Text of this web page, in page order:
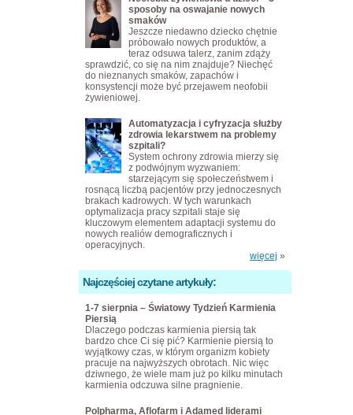
sposoby na oswajanie nowych
smaków
Jeszcze niedawno dziecko chętnie
próbowało nowych produktów, a
teraz odsuwa talerz, zanim zdąży
sprawdzić, co się na nim znajduje? Niechęć
do nieznanych smaków, zapachów i
konsystencji może być przejawem neofobii
żywieniowej.
Automatyzacja i cyfryzacja służby
zdrowia lekarstwem na problemy
szpitali?
System ochrony zdrowia mierzy się
z podwójnym wyzwaniem:
starzejącym się społeczeństwem i
rosnącą liczbą pacjentów przy jednoczesnych
brakach kadrowych. W tych warunkach
optymalizacja pracy szpitali staje się
kluczowym elementem adaptacji systemu do
nowych realiów demograficznych i
operacyjnych.
więcej »
Najczęściej czytane artykuły:
1-7 sierpnia – Światowy Tydzień Karmienia
Piersią
Dlaczego podczas karmienia piersią tak
bardzo chce Ci się pić? Karmienie piersią to
wyjątkowy czas, w którym organizm kobiety
pracuje na najwyższych obrotach. Nic więc
dziwnego, że wiele mam już po kilku minutach
karmienia odczuwa silne pragnienie.
Polpharma, Aflofarm i Adamed liderami